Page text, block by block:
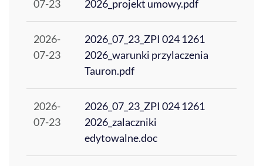
07-23
2026_projekt umowy.pdf
2026-
07-23
2026_07_23_ZPI 024 1261
2026_warunki przylaczenia
Tauron.pdf
2026-
07-23
2026_07_23_ZPI 024 1261
2026_zalaczniki
edytowalne.doc